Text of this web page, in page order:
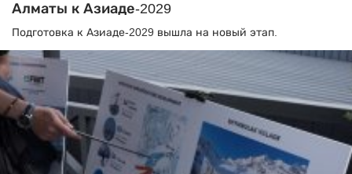
Алматы к Азиаде-2029
Подготовка к Азиаде-2029 вышла на новый этап.